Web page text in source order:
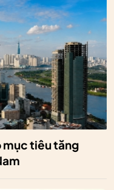
mục tiêu tăng